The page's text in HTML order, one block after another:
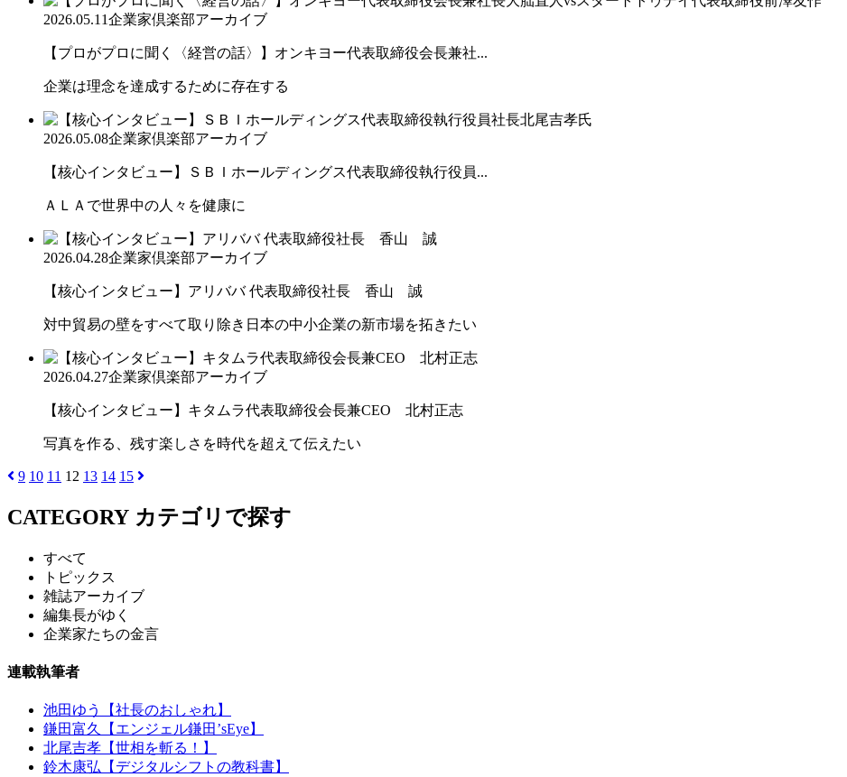
2026.05.11企業家倶楽部アーカイブ
【プロがプロに聞く〈経営の話〉】オンキヨー代表取締役会長兼社...
企業は理念を達成するために存在する
2026.05.08企業家倶楽部アーカイブ
【核心インタビュー】ＳＢＩホールディングス代表取締役執行役員...
ＡＬＡで世界中の人々を健康に
2026.04.28企業家倶楽部アーカイブ
【核心インタビュー】アリババ 代表取締役社長 香山 誠
対中貿易の壁をすべて取り除き日本の中小企業の新市場を拓きたい
2026.04.27企業家倶楽部アーカイブ
【核心インタビュー】キタムラ代表取締役会長兼CEO 北村正志
写真を作る、残す楽しさを時代を超えて伝えたい
9 10 11 12 13 14 15
CATEGORY カテゴリで探す
すべて
トピックス
雑誌アーカイブ
編集長がゆく
企業家たちの金言
連載執筆者
池田ゆう【社長のおしゃれ】
鎌田富久【エンジェル鎌田’sEye】
北尾吉孝【世相を斬る！】
鈴木康弘【デジタルシフトの教科書】